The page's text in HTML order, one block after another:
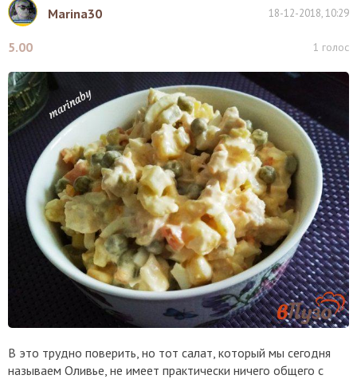
Marina30 18-12-2018, 10:29
5.00 1 голос
В это трудно поверить, но тот салат, который мы сегодня
называем Оливье, не имеет практически ничего общего с